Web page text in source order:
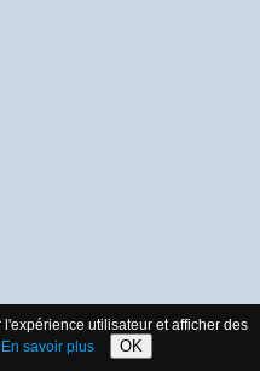
utilisateur et afficher des
En savoir plus OK